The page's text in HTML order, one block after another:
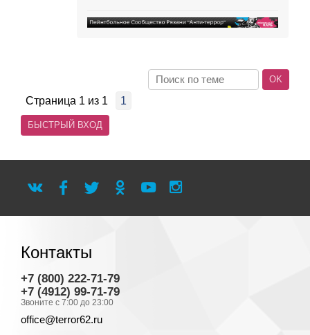
Страница 1 из 1 1
Контакты
+7 (800) 222-71-79
+7 (4912) 99-71-79
Звоните с 7:00 до 23:00
office@terror62.ru